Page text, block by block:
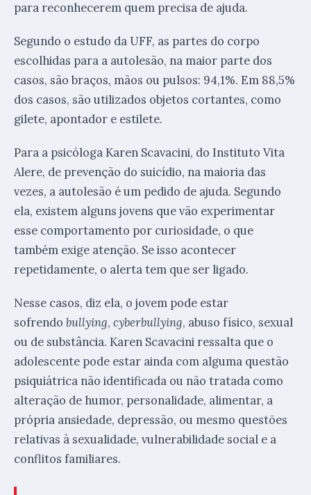
para reconhecerem quem precisa de ajuda.
Segundo o estudo da UFF, as partes do corpo
escolhidas para a autolesão, na maior parte dos
casos, são braços, mãos ou pulsos: 94,1%. Em 88,5%
dos casos, são utilizados objetos cortantes, como
gilete, apontador e estilete.
Para a psicóloga Karen Scavacini, do Instituto Vita
Alere, de prevenção do suicídio, na maioria das
vezes, a autolesão é um pedido de ajuda. Segundo
ela, existem alguns jovens que vão experimentar
esse comportamento por curiosidade, o que
também exige atenção. Se isso acontecer
repetidamente, o alerta tem que ser ligado.
Nesse casos, diz ela, o jovem pode estar
sofrendo bullying, cyberbullying, abuso físico, sexual
ou de substância. Karen Scavacini ressalta que o
adolescente pode estar ainda com alguma questão
psiquiátrica não identificada ou não tratada como
alteração de humor, personalidade, alimentar, a
própria ansiedade, depressão, ou mesmo questões
relativas à sexualidade, vulnerabilidade social e a
conflitos familiares.